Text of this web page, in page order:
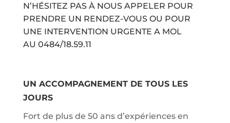
N’HÉSITEZ PAS À NOUS APPELER POUR
PRENDRE UN RENDEZ-VOUS OU POUR
UNE INTERVENTION URGENTE A MOL
AU 0484/18.59.11
UN ACCOMPAGNEMENT DE TOUS LES
JOURS
Fort de plus de 50 ans d’expériences en